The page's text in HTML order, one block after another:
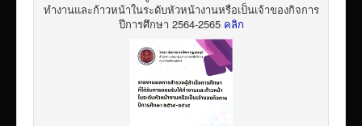
ทำงานและก้าวหน้าในระดับหัวหน้างานหรือเป็นเจ้าของกิจการ
ปีการศึกษา 2564-2565 คลิก